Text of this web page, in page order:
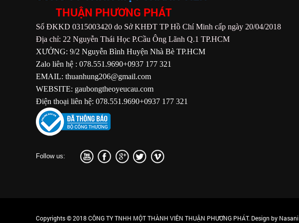
THUẬN PHƯƠNG PHÁT
Số ĐKKD 0315003420 do Sở KHĐT TP Hồ Chí Minh cấp ngày 20/04/2018
Địa chỉ: 22 Nguyễn Thái Học P.Cầu Ông Lãnh Q.1 TP.HCM
XƯỞNG: 9/2 Nguyễn Bình Huyện Nhà Bè TP.HCM
Zalo liên hệ : 078.551.9690+0937 177 321
EMAIL: thuanhung206@gmail.com
WEBSITE: gaubongtheoyeucau.com
Điện thoại liên hệ: 078.551.9690+0937 177 321
Follow us:
Copyrights © 2018 CÔNG TY TNHH MỘT THÀNH VIÊN THUẬN PHƯƠNG PHÁT. Design by Nasani